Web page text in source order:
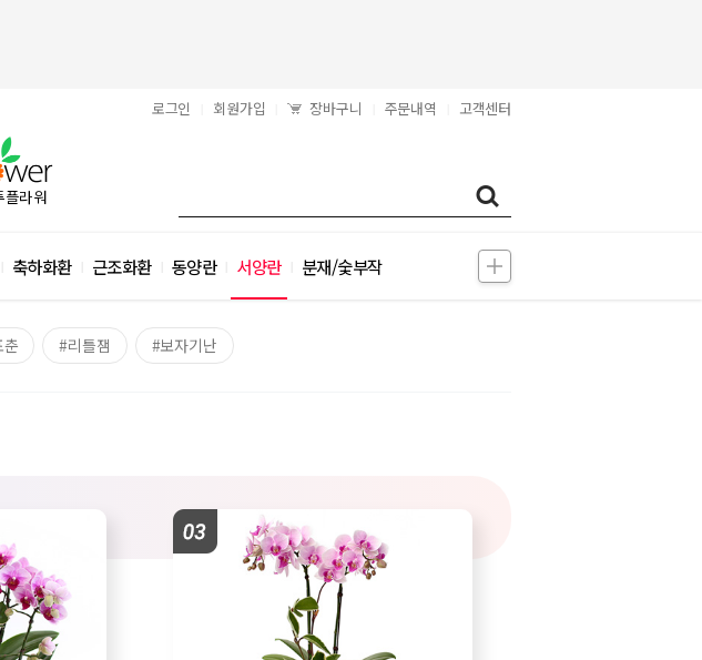
로그인 회원가입 장바구니 주문내역 고객센터
플라워
축하화환 근조화환 동양란 서양란 분재/숯부작
#리틀잼 #보자기난